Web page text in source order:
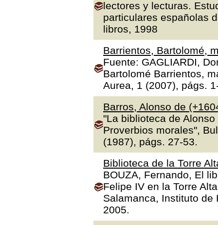
lectores y lecturas.
particulares españolas
libros, 1998
Barrientos, Bartolomé,
Fuente: GAGLIARDI,
Bartolomé Barrientos,
Aurea, 1 (2007), págs.
Barros, Alonso de
"La biblioteca de
Proverbios morales",
(1987), págs. 27-53.
Biblioteca de la Torre
BOUZA, Fernando, El
Felipe IV en la Torre
Salamanca, Instituto de
2005.